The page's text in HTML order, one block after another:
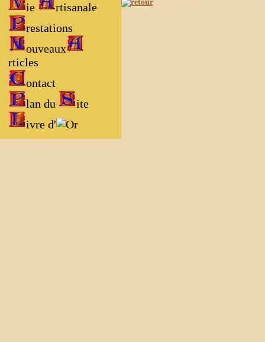
ie
rtisanale
restations
ouveaux
rticles
ontact
lan du
ite
ivre d'
r